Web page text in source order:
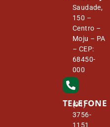
Saudade,
150 –
Centro –
Moju – PA
– CEP:
68450-
000
TELEFONE
(91)
3756-
1151